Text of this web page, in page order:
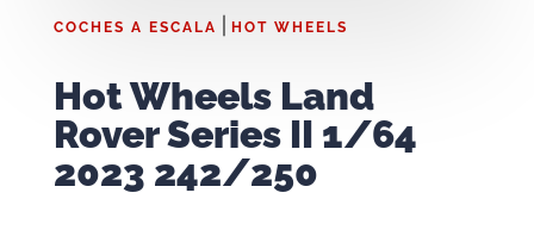
COCHES A ESCALA HOT WHEELS
Hot Wheels Land
Rover Series II 1/64
2023 242/250